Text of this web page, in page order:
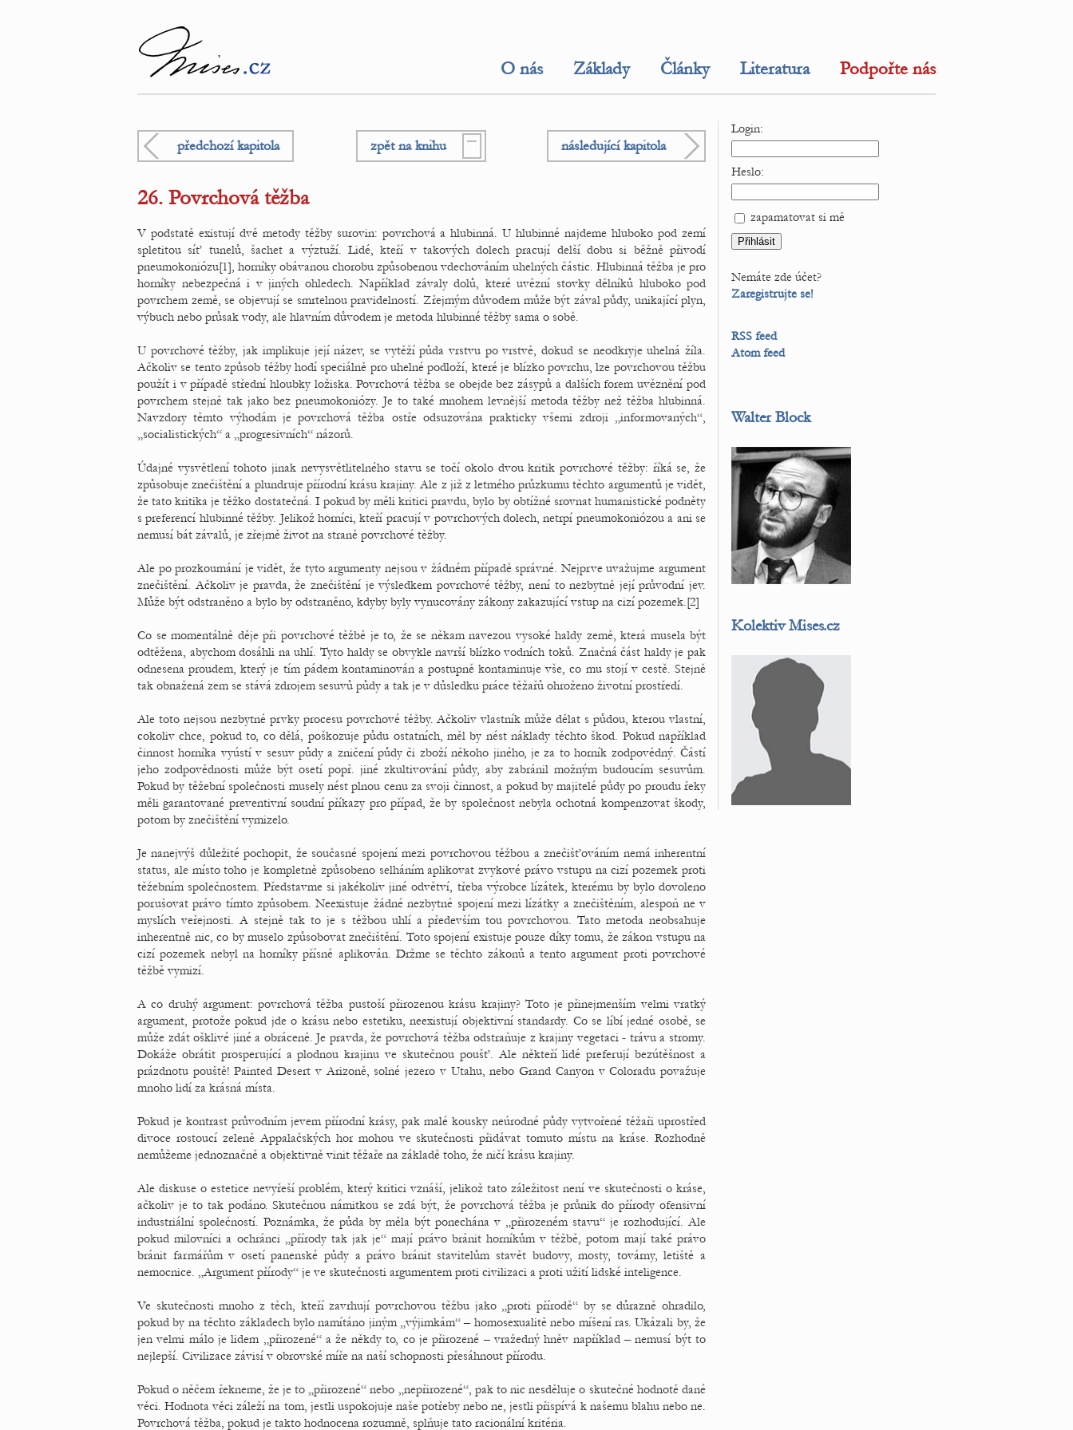
O nás Základy Články Literatura Podpořte nás
předchozí kapitola zpět na knihu následující kapitola
26. Povrchová těžba
V podstatě existují dvě metody těžby surovin: povrchová a hlubinná. U hlubinné najdeme hluboko pod zemí
spletitou síť tunelů, šachet a výztuží. Lidé, kteří v takových dolech pracují delší dobu si běžně přivodí
pneumokoniózu[1], horníky obávanou chorobu způsobenou vdechováním uhelných částic. Hlubinná těžba je pro
horníky nebezpečná i v jiných ohledech. Například závaly dolů, které uvězní stovky dělníků hluboko pod
povrchem země, se objevují se smrtelnou pravidelností. Zřejmým důvodem může být zával půdy, unikající plyn,
výbuch nebo průsak vody, ale hlavním důvodem je metoda hlubinné těžby sama o sobě.
U povrchové těžby, jak implikuje její název, se vytěží půda vrstvu po vrstvě, dokud se neodkryje uhelná žíla.
Ačkoliv se tento způsob těžby hodí speciálně pro uhelné podloží, které je blízko povrchu, lze povrchovou těžbu
použít i v případě střední hloubky ložiska. Povrchová těžba se obejde bez zásypů a dalších forem uvěznění pod
povrchem stejně tak jako bez pneumokoniózy. Je to také mnohem levnější metoda těžby než těžba hlubinná.
Navzdory těmto výhodám je povrchová těžba ostře odsuzována prakticky všemi zdroji „informovaných“,
„socialistických“ a „progresivních“ názorů.
Údajné vysvětlení tohoto jinak nevysvětlitelného stavu se točí okolo dvou kritik povrchové těžby: říká se, že
způsobuje znečištění a plundruje přírodní krásu krajiny. Ale z již z letmého průzkumu těchto argumentů je vidět,
že tato kritika je těžko dostatečná. I pokud by měli kritici pravdu, bylo by obtížné srovnat humanistické podněty
s preferencí hlubinné těžby. Jelikož horníci, kteří pracují v povrchových dolech, netrpí pneumokoniózou a ani se
nemusí bát závalů, je zřejmě život na straně povrchové těžby.
Ale po prozkoumání je vidět, že tyto argumenty nejsou v žádném případě správné. Nejprve uvažujme argument
znečištění. Ačkoliv je pravda, že znečištění je výsledkem povrchové těžby, není to nezbytně její průvodní jev.
Může být odstraněno a bylo by odstraněno, kdyby byly vynucovány zákony zakazující vstup na cizí pozemek.[2]
Co se momentálně děje při povrchové těžbě je to, že se někam navezou vysoké haldy země, která musela být
odtěžena, abychom dosáhli na uhlí. Tyto haldy se obvykle navrší blízko vodních toků. Značná část haldy je pak
odnesena proudem, který je tím pádem kontaminován a postupně kontaminuje vše, co mu stojí v cestě. Stejně
tak obnažená zem se stává zdrojem sesuvů půdy a tak je v důsledku práce těžařů ohroženo životní prostředí.
Ale toto nejsou nezbytné prvky procesu povrchové těžby. Ačkoliv vlastník může dělat s půdou, kterou vlastní,
cokoliv chce, pokud to, co dělá, poškozuje půdu ostatních, měl by nést náklady těchto škod. Pokud například
činnost horníka vyústí v sesuv půdy a zničení půdy či zboží někoho jiného, je za to horník zodpovědný. Částí
jeho zodpovědnosti může být osetí popř. jiné zkultivování půdy, aby zabránil možným budoucím sesuvům.
Pokud by těžební společnosti musely nést plnou cenu za svoji činnost, a pokud by majitelé půdy po proudu řeky
měli garantované preventivní soudní příkazy pro případ, že by společnost nebyla ochotná kompenzovat škody,
potom by znečištění vymizelo.
Je nanejvýš důležité pochopit, že současné spojení mezi povrchovou těžbou a znečišťováním nemá inherentní
status, ale místo toho je kompletně způsobeno selháním aplikovat zvykové právo vstupu na cizí pozemek proti
těžebním společnostem. Představme si jakékoliv jiné odvětví, třeba výrobce lízátek, kterému by bylo dovoleno
porušovat právo tímto způsobem. Neexistuje žádné nezbytné spojení mezi lízátky a znečištěním, alespoň ne v
myslích veřejnosti. A stejně tak to je s těžbou uhlí a především tou povrchovou. Tato metoda neobsahuje
inherentně nic, co by muselo způsobovat znečištění. Toto spojení existuje pouze díky tomu, že zákon vstupu na
cizí pozemek nebyl na horníky přísně aplikován. Držme se těchto zákonů a tento argument proti povrchové
těžbě vymizí.
A co druhý argument: povrchová těžba pustoší přirozenou krásu krajiny? Toto je přinejmenším velmi vratký
argument, protože pokud jde o krásu nebo estetiku, neexistují objektivní standardy. Co se líbí jedné osobě, se
může zdát ošklivé jiné a obráceně. Je pravda, že povrchová těžba odstraňuje z krajiny vegetaci - trávu a stromy.
Dokáže obrátit prosperující a plodnou krajinu ve skutečnou poušť. Ale někteří lidé preferují bezútěšnost a
prázdnotu pouště! Painted Desert v Arizoně, solné jezero v Utahu, nebo Grand Canyon v Coloradu považuje
mnoho lidí za krásná místa.
Pokud je kontrast průvodním jevem přírodní krásy, pak malé kousky neúrodné půdy vytvořené těžaři uprostřed
divoce rostoucí zeleně Appalačských hor mohou ve skutečnosti přidávat tomuto místu na kráse. Rozhodně
nemůžeme jednoznačně a objektivně vinit těžaře na základě toho, že ničí krásu krajiny.
Ale diskuse o estetice nevyřeší problém, který kritici vznáší, jelikož tato záležitost není ve skutečnosti o kráse,
ačkoliv je to tak podáno. Skutečnou námitkou se zdá být, že povrchová těžba je průnik do přírody ofensivní
industriální společností. Poznámka, že půda by měla být ponechána v „přirozeném stavu“ je rozhodující. Ale
pokud milovníci a ochránci „přírody tak jak je“ mají právo bránit horníkům v těžbě, potom mají také právo
bránit farmářům v osetí panenské půdy a právo bránit stavitelům stavět budovy, mosty, továrny, letiště a
nemocnice. „Argument přírody“ je ve skutečnosti argumentem proti civilizaci a proti užití lidské inteligence.
Ve skutečnosti mnoho z těch, kteří zavrhují povrchovou těžbu jako „proti přírodě“ by se důrazně ohradilo,
pokud by na těchto základech bylo namítáno jiným „výjimkám“ – homosexualitě nebo míšení ras. Ukázali by, že
jen velmi málo je lidem „přirozené“ a že někdy to, co je přirozené – vražedný hněv například – nemusí být to
nejlepší. Civilizace závisí v obrovské míře na naší schopnosti přesáhnout přírodu.
Pokud o něčem řekneme, že je to „přirozené“ nebo „nepřirozené“, pak to nic nesděluje o skutečné hodnotě dané
věci. Hodnota věci záleží na tom, jestli uspokojuje naše potřeby nebo ne, jestli přispívá k našemu blahu nebo ne.
Povrchová těžba, pokud je takto hodnocena rozumně, splňuje tato racionální kritéria.
Login:
Heslo:
zapamatovat si mě
Nemáte zde účet?
Zaregistrujte se!
RSS feed
Atom feed
Walter Block
Kolektiv Mises.cz